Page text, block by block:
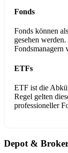
Fonds
Fonds können
gesehen
Fondsmanagern
ETFs
ETF ist die
Regel gelten
professioneller
Depot &